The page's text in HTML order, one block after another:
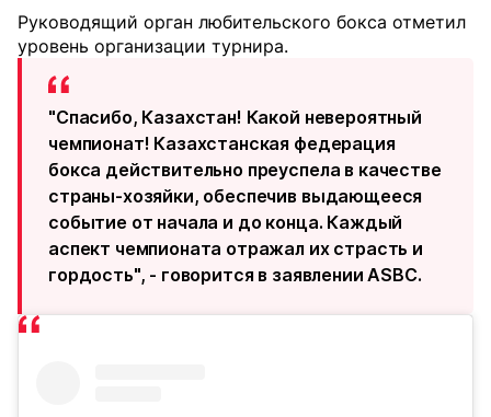
Руководящий орган любительского бокса отметил
уровень организации турнира.
"Спасибо, Казахстан! Какой невероятный
чемпионат! Казахстанская федерация
бокса действительно преуспела в качестве
страны-хозяйки, обеспечив выдающееся
событие от начала и до конца. Каждый
аспект чемпионата отражал их страсть и
гордость", - говорится в заявлении ASBC.